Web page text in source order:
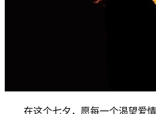
在这个七夕，愿每一个渴望爱情